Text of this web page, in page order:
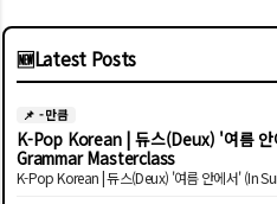
🆕Latest Posts
📌 -만큼
K-Pop Korean | 듀스(Deux) '여름
Grammar Masterclass
K-Pop Korean | 듀스(Deux) '여름 안에서' (In